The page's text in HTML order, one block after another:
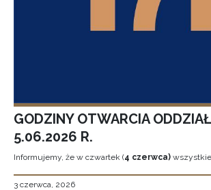
GODZINY OTWARCIA
5.06.2026 R.
Informujemy, że w czwartek (4 czerwca)
3 czerwca, 2026